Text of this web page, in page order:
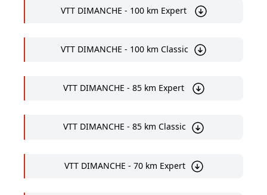
VTT DIMANCHE - 100 km Expert
VTT DIMANCHE - 100 km Classic
VTT DIMANCHE - 85 km Expert
VTT DIMANCHE - 85 km Classic
VTT DIMANCHE - 70 km Expert